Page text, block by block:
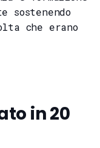
sostenendo
che erano
in 20